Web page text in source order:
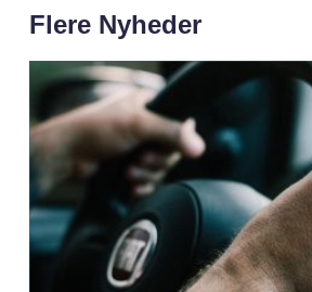
Flere Nyheder